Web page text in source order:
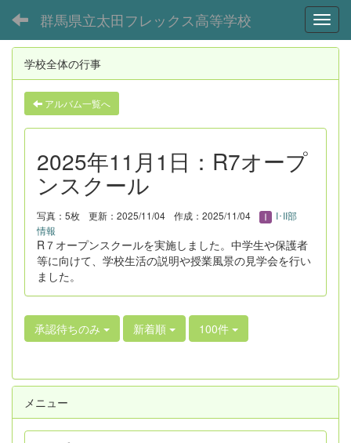
群馬県立太田フレックス高等学校
学校全体の行事
アルバム一覧へ
2025年11月1日：R7オープ
ンスクール
写真：5枚 更新：2025/11/04 作成：2025/11/04
I･II部
情報
R７オープンスクールを実施しました。中学生や保護者
等に向けて、学校生活の説明や授業風景の見学会を行い
ました。
承認待ちのみ 新着順 100件
メニュー